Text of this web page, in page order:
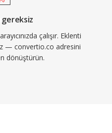
çalışır. Eklenti
— convertio.co adresini
dönüştürün.